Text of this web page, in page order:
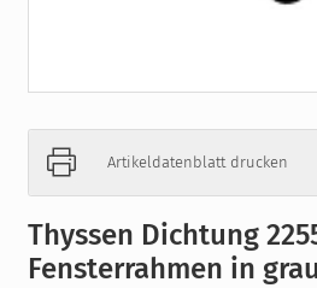
Artikeldatenblatt drucken
Thyssen Dichtung
Fensterrahmen in